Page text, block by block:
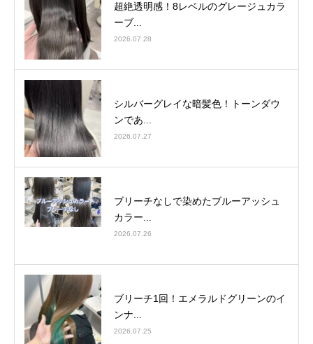
超絶透明感！8レベルのグレージュカラ
ーブ...
2026.07.28
シルバーグレイな暗髪色！トーンダウ
ンであ...
2026.07.27
ブリーチなしで染めたブルーアッシュ
カラー...
2026.07.26
ブリーチ1回！エメラルドグリーンのイ
ンナ...
2026.07.25